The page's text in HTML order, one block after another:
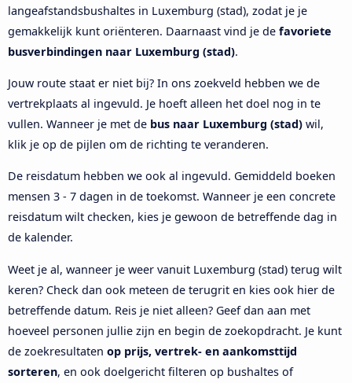
langeafstandsbushaltes in Luxemburg (stad), zodat je je
gemakkelijk kunt oriënteren. Daarnaast vind je de favoriete
busverbindingen naar Luxemburg (stad).
Jouw route staat er niet bij? In ons zoekveld hebben we de
vertrekplaats al ingevuld. Je hoeft alleen het doel nog in te
vullen. Wanneer je met de bus naar Luxemburg (stad) wil,
klik je op de pijlen om de richting te veranderen.
De reisdatum hebben we ook al ingevuld. Gemiddeld boeken
mensen 3 - 7 dagen in de toekomst. Wanneer je een concrete
reisdatum wilt checken, kies je gewoon de betreffende dag in
de kalender.
Weet je al, wanneer je weer vanuit Luxemburg (stad) terug wilt
keren? Check dan ook meteen de terugrit en kies ook hier de
betreffende datum. Reis je niet alleen? Geef dan aan met
hoeveel personen jullie zijn en begin de zoekopdracht. Je kunt
de zoekresultaten op prijs, vertrek- en aankomsttijd
sorteren, en ook doelgericht filteren op bushaltes of